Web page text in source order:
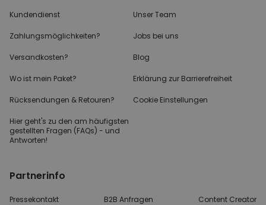
Kundendienst
Zahlungsmöglichkeiten?
Versandkosten?
Wo ist mein Paket?
Rücksendungen & Retouren?
Hier geht's zu den am häufigsten
gestellten Fragen (FAQs) - und
Antworten!
Unser Team
Jobs bei uns
Blog
Erklärung zur Barrierefreiheit
Cookie Einstellungen
Partnerinfo
Pressekontakt B2B Anfragen Content Creator